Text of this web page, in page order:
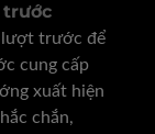
trước
lượt trước để
cung cấp
xuất hiện
chắn,